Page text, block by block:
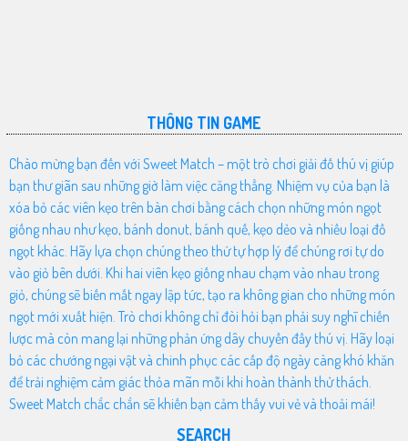
THÔNG TIN GAME
Chào mừng bạn đến với Sweet Match – một trò chơi giải đố thú vị giúp
bạn thư giãn sau những giờ làm việc căng thẳng. Nhiệm vụ của bạn là
xóa bỏ các viên kẹo trên bàn chơi bằng cách chọn những món ngọt
giống nhau như kẹo, bánh donut, bánh quế, kẹo dẻo và nhiều loại đồ
ngọt khác. Hãy lựa chọn chúng theo thứ tự hợp lý để chúng rơi tự do
vào giỏ bên dưới. Khi hai viên kẹo giống nhau chạm vào nhau trong
giỏ, chúng sẽ biến mất ngay lập tức, tạo ra không gian cho những món
ngọt mới xuất hiện. Trò chơi không chỉ đòi hỏi bạn phải suy nghĩ chiến
lược mà còn mang lại những phản ứng dây chuyền đầy thú vị. Hãy loại
bỏ các chướng ngại vật và chinh phục các cấp độ ngày càng khó khăn
để trải nghiệm cảm giác thỏa mãn mỗi khi hoàn thành thử thách.
Sweet Match chắc chắn sẽ khiến bạn cảm thấy vui vẻ và thoải mái!
SEARCH